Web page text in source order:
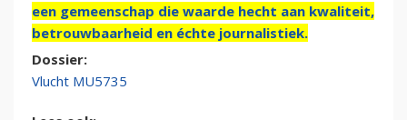
een gemeenschap die waarde hecht aan kwaliteit,
betrouwbaarheid en échte journalistiek.
Dossier:
Vlucht MU5735